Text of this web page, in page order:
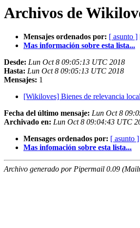
Archivos de
Mensajes ordenados por: [ asunto ]
Mas información sobre esta lista...
Desde: Lun Oct 8 09:05:13 UTC 2018
Hasta: Lun Oct 8 09:05:13 UTC 2018
Mensajes: 1
[Wikiloves] Bienes de relevancia
Fecha del último mensaje: Lun Oct 8
Archivado en: Lun Oct 8 09:04:43 UTC
Mensages ordenados por: [ asunto ]
Mas infomación sobre esta lista...
Archivo generado por Pipermail 0.09